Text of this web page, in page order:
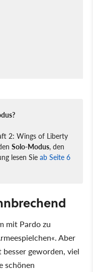
2: Wings of Liberty
Solo-Modus, den
lesen Sie ab Seite 6
mit Pardo zu
Aber
geworden, viel
schönen